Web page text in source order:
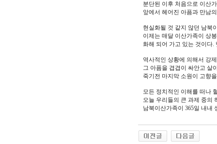
분단된 이후 처음으로 이산
앞에서 헤어진 아픔과 만남
현실화될 것 같지 않던 남북
이제는 매달 이산가족이 상
화해 되어 가고 있는 것이다.
역사적인 상황에 의해서 강
그 아픔을 겹겹이 싸안고 살
죽기전 마지막 소원이 고향
모든 정치적인 이해를 떠나
오늘 우리들의 큰 과제 중의
남북이산가족이 365일 내내